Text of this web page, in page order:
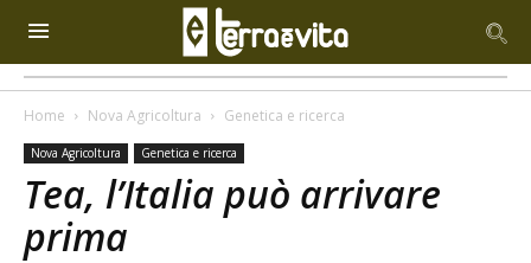
Home Nova Agricoltura Genetica e ricerca
Nova Agricoltura Genetica e ricerca
Tea, l’Italia può arrivare
prima